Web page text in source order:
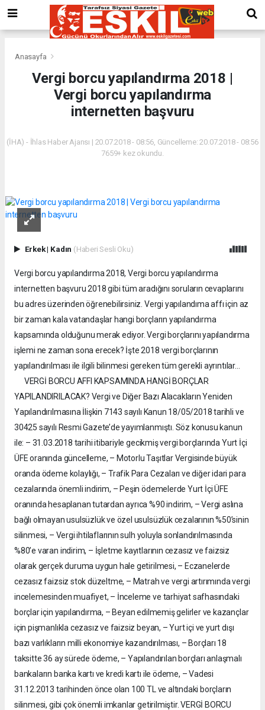
Anasayfa
Vergi borcu yapılandırma 2018 |
Vergi borcu yapılandırma
internetten başvuru
(İHA) - İhlas Haber Ajansı | 20.07.2018 - 08:56, Güncelleme: 20.07.2018 - 08:56
7659+ kez okundu.
Erkek| Kadın (Haberi Sesli Oku)
Vergi borcu yapılandırma 2018, Vergi borcu yapılandırma
internetten başvuru 2018 gibi tüm aradığını soruların cevaplarını
bu adres üzerinden öğrenebilirsiniz. Vergi yapılandıma affı için az
bir zaman kala vatandaşlar hangi borçların yapılandırma
kapsamında olduğunu merak ediyor. Vergi borçlarını yapılandırma
işlemi ne zaman sona erecek? İşte 2018 vergi borçlarının
yapılandırılması ile ilgili bilinmesi gereken tüm gerekli ayrıntılar...
VERGİ BORCU AFFI KAPSAMINDA HANGİ BORÇLAR
YAPILANDIRILACAK? Vergi ve Diğer Bazı Alacakların Yeniden
Yapılandırılmasına İlişkin 7143 sayılı Kanun 18/05/2018 tarihli ve
30425 sayılı Resmi Gazete’de yayımlanmıştı. Söz konusu kanun
ile: – 31.03.2018 tarihi itibariyle gecikmiş vergi borçlarında Yurt İçi
ÜFE oranında güncelleme, – Motorlu Taşıtlar Vergisinde büyük
oranda ödeme kolaylığı, – Trafik Para Cezaları ve diğer idari para
cezalarında önemli indirim, – Peşin ödemelerde Yurt İçi ÜFE
oranında hesaplanan tutardan ayrıca %90 indirim, – Vergi aslına
bağlı olmayan usulsüzlük ve özel usulsüzlük cezalarının %50’sinin
silinmesi, – Vergi ihtilaflarının sulh yoluyla sonlandırılmasında
%80’e varan indirim, – İşletme kayıtlarının cezasız ve faizsiz
olarak gerçek duruma uygun hale getirilmesi, – Eczanelerde
cezasız faizsiz stok düzeltme, – Matrah ve vergi artırımında vergi
incelemesinden muafiyet, – İnceleme ve tarhiyat safhasındaki
borçlar için yapılandırma, – Beyan edilmemiş gelirler ve kazançlar
için pişmanlıkla cezasız ve faizsiz beyan, – Yurt içi ve yurt dışı
bazı varlıkların milli ekonomiye kazandırılması, – Borçları 18
taksitte 36 ay sürede ödeme, – Yapılandırılan borçları anlaşmalı
bankaların banka kartı ve kredi kartı ile ödeme, – Vadesi
31.12.2013 tarihinden önce olan 100 TL ve altındaki borçların
silinmesi, gibi çok önemli imkanlar getirilmiştir. VERGİ BORCU